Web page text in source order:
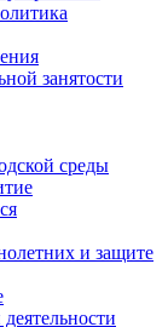
занятости
среды
и защите